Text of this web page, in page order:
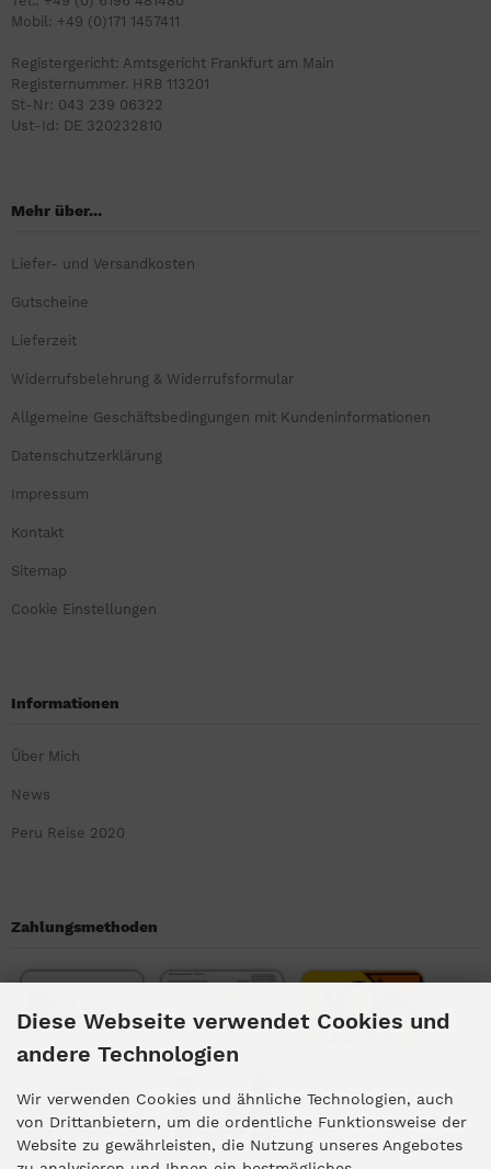
Mobil: +49 (0)171 1457411
Registergericht: Amtsgericht Frankfurt am Main
Registernummer. HRB 113201
St-Nr: 043 239 06322
Ust-Id: DE 320232810
Mehr über...
Liefer- und Versandkosten
Gutscheine
Lieferzeit
Widerrufsbelehrung & Widerrufsformular
Allgemeine Geschäftsbedingungen mit Kundeninformationen
Datenschutzerklärung
Impressum
Kontakt
Sitemap
Cookie Einstellungen
Informationen
Über Mich
News
Peru Reise 2020
Zahlungsmethoden
Diese Webseite verwendet Cookies und
andere Technologien
Wir verwenden Cookies und ähnliche Technologien, auch
von Drittanbietern, um die ordentliche Funktionsweise der
Website zu gewährleisten, die Nutzung unseres Angebotes